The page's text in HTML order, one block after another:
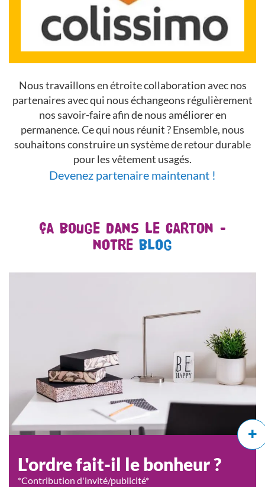
Nous travaillons en étroite collaboration avec nos
partenaires avec qui nous échangeons régulièrement
nos savoir-faire afin de nous améliorer en
permanence. Ce qui nous réunit ? Ensemble, nous
souhaitons construire un système de retour durable
pour les vêtement usagés.
Devenez partenaire maintenant !
Ça bouge dans le carton -
notre blog
L'ordre fait-il le bonheur ?
*Contribution d'invité/publicité*
+